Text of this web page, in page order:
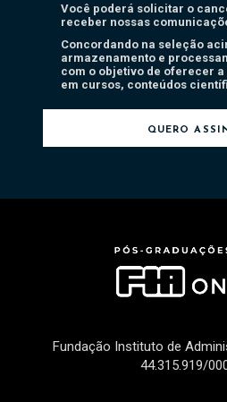
Você poderá solicitar o
receber nossas
Concordando na seleção
armazenamento e
com o objetivo de oferecer
em cursos, conteúdos
Fundação Instituto de
44.315.919/